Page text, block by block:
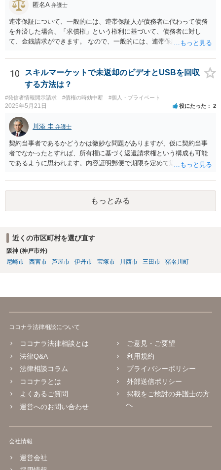
匿名A 弁護士
連帯保証について、一般的には、連帯保証人が債務者に代わって債務
を弁済した場合、「求償権」という権利に基づいて、債務者に対し
て、金銭請求ができます。 なので、一般的には、連帯保証人が代わり
者が連帯債務者に支払わなければならない、ということになります。
ご質問の構成の違いを確認されたい意図は分かりかねますが、結論と
しては、一般的には「求償権」に基づいて上記のような処理になるか
と思います。
10
スキルマーケットで未返却のビデオとUSBを回収
する方法は？
#発信者情報開示請求 #債権の時効中断 #個人・プライベート
2025年5月21日 役にたった 2
川添 圭 弁護士
契約当事者であるかどうかは微妙な問題がありますが、仮に契約当事
者でなかったとすれば、所有権に基づく返還請求権という構成も可能
であるように思われます。内容証明郵便で期限を定めて返却を求める
といった手段を踏んだ上で、最終的には訴訟を検討すべきではないか
と思われます。ビデオテープが大切な（ある程度費用をかけてでも取
り返したい）ものであれば、弁護士へ相談・依頼することも考えられ
ます。
もっとみる
近くの市区町村を選び直す
阪神 (神戸市外)
尼崎市
西宮市 芦屋市 伊丹市 宝塚市 川西市 三田市 猪名川町
ココナラ法律相談について
ココナラ法律相談とは
法律Q&A
法律相談コラム
ココナラとは
よくあるご質問
運営へのお問い合わせ
ご意見・ご要望
利用規約
プライバシーポリシー
外部送信ポリシー
掲載をご検討の弁護士の方
へ
会社情報
運営会社